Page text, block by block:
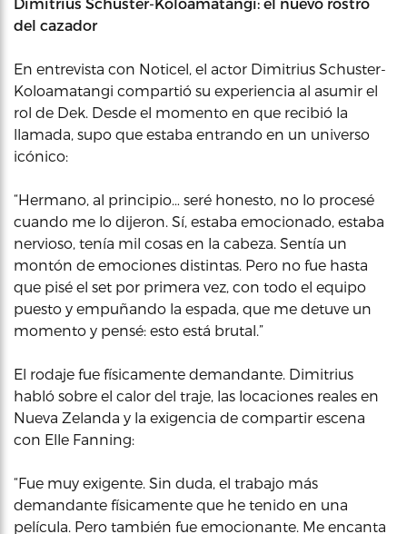
del cazador
En entrevista con Noticel, el actor Dimitrius Schuster-
Koloamatangi compartió su experiencia al asumir el
rol de Dek. Desde el momento en que recibió la
llamada, supo que estaba entrando en un universo
icónico:
“Hermano, al principio… seré honesto, no lo procesé
cuando me lo dijeron. Sí, estaba emocionado, estaba
nervioso, tenía mil cosas en la cabeza. Sentía un
montón de emociones distintas. Pero no fue hasta
que pisé el set por primera vez, con todo el equipo
puesto y empuñando la espada, que me detuve un
momento y pensé: esto está brutal.”
El rodaje fue físicamente demandante. Dimitrius
habló sobre el calor del traje, las locaciones reales en
Nueva Zelanda y la exigencia de compartir escena
con Elle Fanning:
“Fue muy exigente. Sin duda, el trabajo más
demandante físicamente que he tenido en una
película. Pero también fue emocionante. Me encanta